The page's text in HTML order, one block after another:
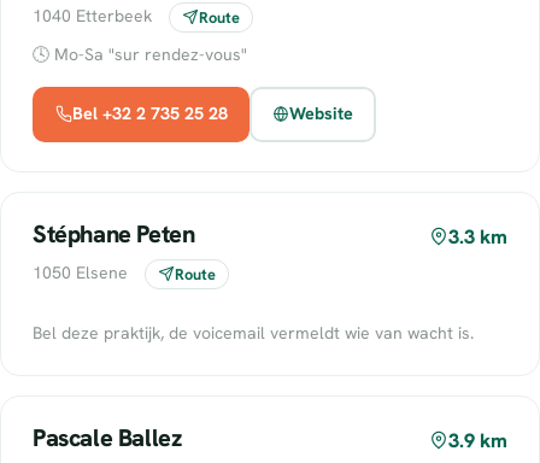
1040 Etterbeek Route
🕓 Mo-Sa "sur rendez-vous"
Bel +32 2 735 25 28 Website
Stéphane Peten 3.3 km
1050 Elsene Route
Bel deze praktijk, de voicemail vermeldt wie van wacht is.
Pascale Ballez 3.9 km